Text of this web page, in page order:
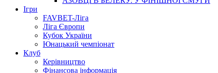
Ігри
FAVBET-Ліга
Ліга Європи
Кубок України
Юнацький чемпіонат
Клуб
Керівництво
Фінансова інформація